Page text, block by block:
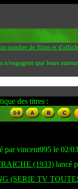
nombre de films et
n'engagent que leurs
des titres :
par vincent095 le 02/
(1933) lancé
(SERIE TV